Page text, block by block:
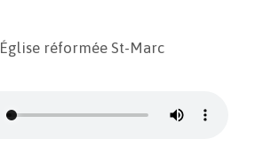
Église réformée St-Marc